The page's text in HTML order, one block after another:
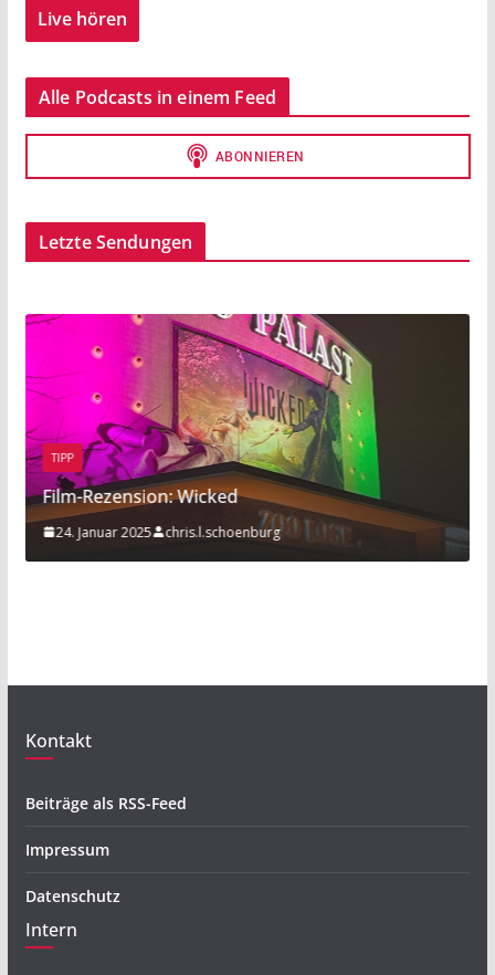
Live hören
Alle Podcasts in einem Feed
Letzte Sendungen
Wicked
chris.l.schoenburg
BEITRAG
Sport am
20. November 2019
Kontakt
Beiträge als RSS-Feed
Impressum
Datenschutz
Intern